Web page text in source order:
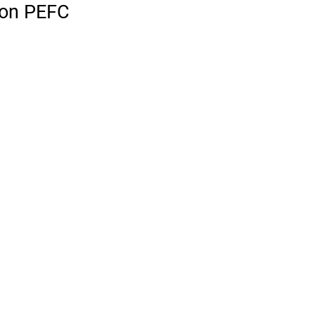
PEFC